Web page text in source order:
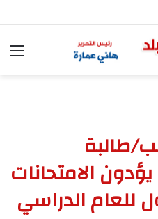
بدءا من العام المقبل
و734 طالب/طالبة
الامتحانات
للعام الدراسي